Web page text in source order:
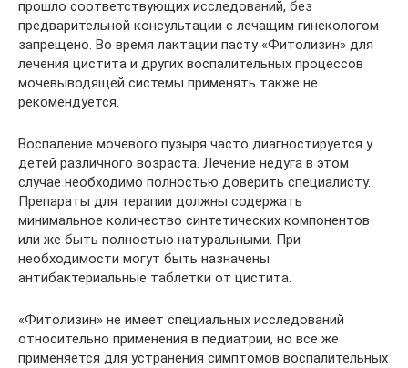
прошло соответствующих исследований, без
предварительной консультации с лечащим гинекологом
запрещено. Во время лактации пасту «Фитолизин» для
лечения цистита и других воспалительных процессов
мочевыводящей системы применять также не
рекомендуется.
Воспаление мочевого пузыря часто диагностируется у
детей различного возраста. Лечение недуга в этом
случае необходимо полностью доверить специалисту.
Препараты для терапии должны содержать
минимальное количество синтетических компонентов
или же быть полностью натуральными. При
необходимости могут быть назначены
антибактериальные таблетки от цистита.
«Фитолизин» не имеет специальных исследований
относительно применения в педиатрии, но все же
применяется для устранения симптомов воспалительных